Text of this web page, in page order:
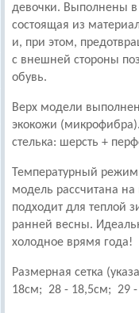
девочки. Выполнены
состоящая из
и, при этом,
с внешней стороны
обувь.
Верх модели
экокожи (микрофибра).
стелька: шерсть +
Температурный
модель рассчитана
подходит для теплой
ранней весны.
холодное врямя года!
Размерная сетка
18см; 28 - 18,5см; 29